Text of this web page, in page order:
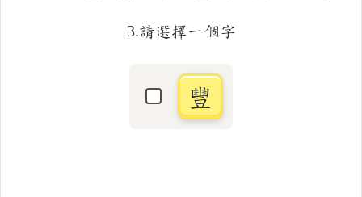
3.請選擇一個字
選取「豐」字
豐